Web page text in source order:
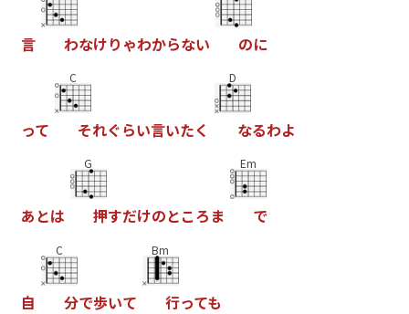
言 わなけり ゃわからない のに
って
C
それぐらい言いたく
D
なるわよ
あ とは
G
押すだけのところ ま
Em
で
自
C
分で歩いて
Bm
行っても